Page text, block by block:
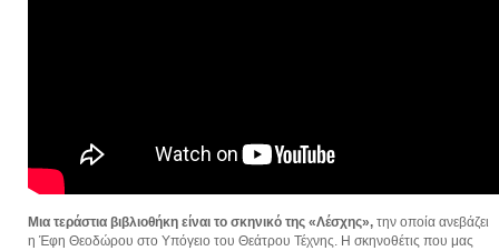
Μια τεράστια βιβλιοθήκη είναι το σκηνικό της «Λέσχης», την οποία ανεβάζει
η Έφη Θεοδώρου στο Υπόγειο του Θεάτρου Τέχνης. Η σκηνοθέτις που μας